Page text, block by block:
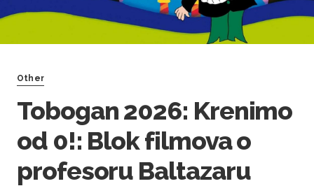
Other
Tobogan 2026: Krenimo
od 0!: Blok filmova o
profesoru Baltazaru